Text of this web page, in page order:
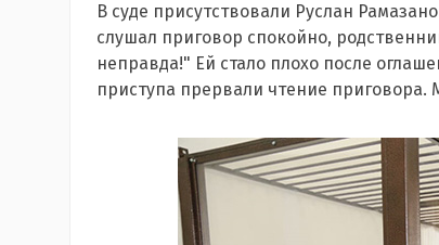
В суде присутствовали Руслан
слушал приговор спокойно,
неправда!" Ей стало плохо после
приступа прервали чтение